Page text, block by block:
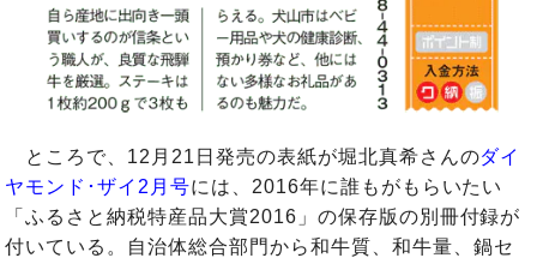
ところで、12月21日発売の表紙が堀北真希さんのダイ
ヤモンド･ザイ2月号には、2016年に誰もがもらいたい
「ふるさと納税特産品大賞2016」の保存版の別冊付録が
付いている。自治体総合部門から和牛質、和牛量、鍋セ